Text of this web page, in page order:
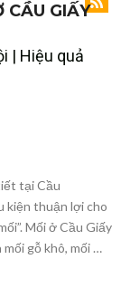
CẦU GIẤY
| Hiệu quả
tại Cầu
kiện thuận lợi cho
Mối ở Cầu Giấy
gỗ khô, mối …